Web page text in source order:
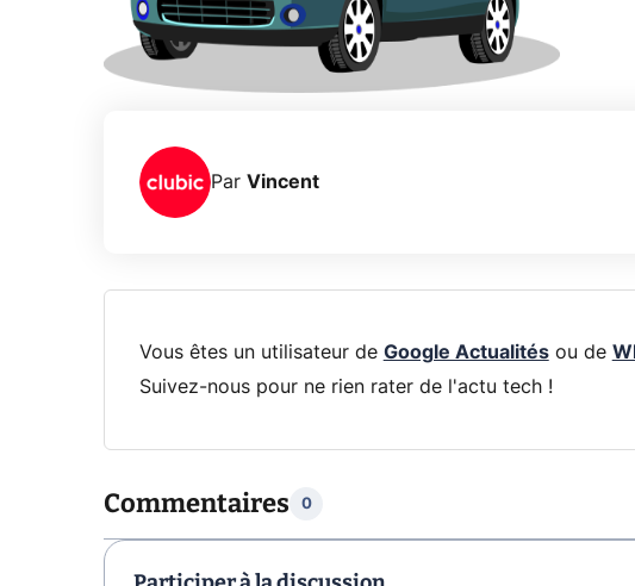
Par Vincent
Vous êtes un utilisateur de Google Actualitésou de
Suivez-nous pour ne rien rater de l'actu tech !
Commentaires 0